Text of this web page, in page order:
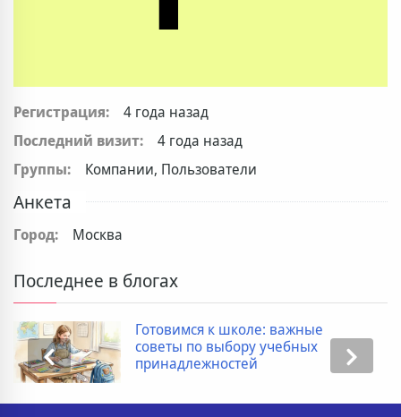
Регистрация:
4 года назад
Последний визит:
4 года назад
Группы:
Компании, Пользователи
Анкета
Город: Москва
Последнее в блогах
Готовимся к школе: важные
советы по выбору учебных
принадлежностей